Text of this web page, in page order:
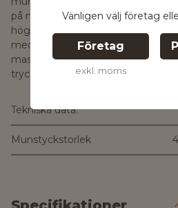
Vänligen välj företag
Företag
exkl. moms
på maskinen. För litet hål ger ett
högt tryck tillbaka mot pumpen
medan ett för stort hål gör att
maskinen inte bygger upp rätt
tryck.
Tekniska data:
Munstyckstorlek